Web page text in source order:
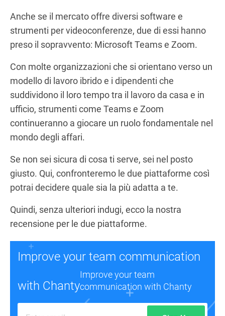
Anche se il mercato offre diversi software e
strumenti per videoconferenze, due di essi hanno
preso il sopravvento: Microsoft Teams e Zoom.
Con molte organizzazioni che si orientano verso un
modello di lavoro ibrido e i dipendenti che
suddividono il loro tempo tra il lavoro da casa e in
ufficio, strumenti come Teams e Zoom
continueranno a giocare un ruolo fondamentale nel
mondo degli affari.
Se non sei sicura di cosa ti serve, sei nel posto
giusto. Qui, confronteremo le due piattaforme così
potrai decidere quale sia la più adatta a te.
Quindi, senza ulteriori indugi, ecco la nostra
recensione per le due piattaforme.
Improve your team communication
with Chanty
Improve your team
communication with Chanty